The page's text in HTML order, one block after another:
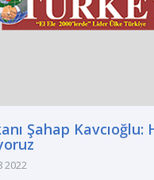
Şahap
2022